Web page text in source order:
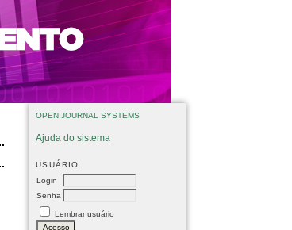
OPEN JOURNAL SYSTEMS
Ajuda do sistema
USUÁRIO
Login
Senha
Lembrar usuário